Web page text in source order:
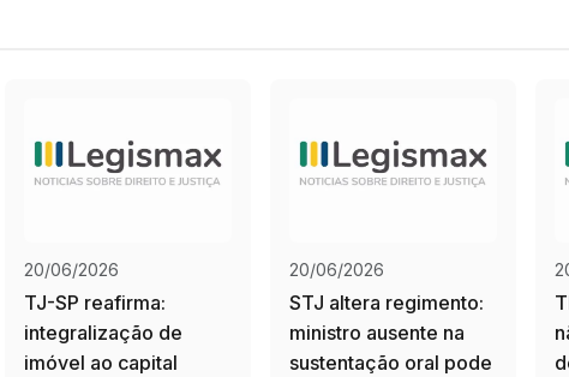
20/06/2026
TJ-SP reafirma:
integralização de
imóvel ao capital
20/06/2026
STJ altera regimento:
ministro ausente na
sustentação oral pode